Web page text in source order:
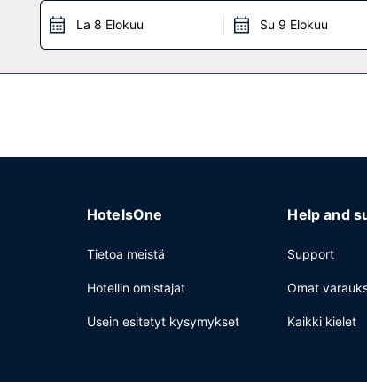
ympäri vuorokauden auki oleva vastaanotto ja
La 8 Elokuu Su 9 Elokuu
HotelsOne
Tietoa meistä
Hotellin omistajat
Usein esitetyt kysymykset
Help and
Support
Omat
Kaikki kielet